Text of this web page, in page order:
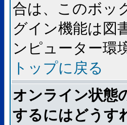
合は、このボッ
グイン機能は図
ンピューター環
トップに戻る
オンライン状態
するにはどうす